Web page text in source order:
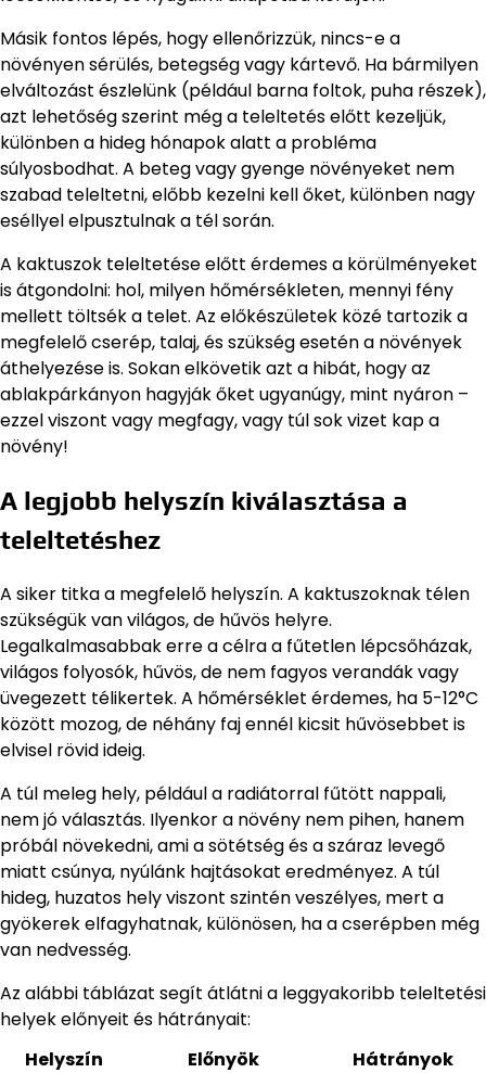
Másik fontos lépés, hogy ellenőrizzük, nincs-e a
növényen sérülés, betegség vagy kártevő. Ha bármilyen
elváltozást észlelünk (például barna foltok, puha részek),
azt lehetőség szerint még a teleltetés előtt kezeljük,
különben a hideg hónapok alatt a probléma
súlyosbodhat. A beteg vagy gyenge növényeket nem
szabad teleltetni, előbb kezelni kell őket, különben nagy
eséllyel elpusztulnak a tél során.
A kaktuszok teleltetése előtt érdemes a körülményeket
is átgondolni: hol, milyen hőmérsékleten, mennyi fény
mellett töltsék a telet. Az előkészületek közé tartozik a
megfelelő cserép, talaj, és szükség esetén a növények
áthelyezése is. Sokan elkövetik azt a hibát, hogy az
ablakpárkányon hagyják őket ugyanúgy, mint nyáron –
ezzel viszont vagy megfagy, vagy túl sok vizet kap a
növény!
A legjobb helyszín kiválasztása a
teleltetéshez
A siker titka a megfelelő helyszín. A kaktuszoknak télen
szükségük van világos, de hűvös helyre.
Legalkalmasabbak erre a célra a fűtetlen lépcsőházak,
világos folyosók, hűvös, de nem fagyos verandák vagy
üvegezett télikertek. A hőmérséklet érdemes, ha 5-12°C
között mozog, de néhány faj ennél kicsit hűvösebbet is
elvisel rövid ideig.
A túl meleg hely, például a radiátorral fűtött nappali,
nem jó választás. Ilyenkor a növény nem pihen, hanem
próbál növekedni, ami a sötétség és a száraz levegő
miatt csúnya, nyúlánk hajtásokat eredményez. A túl
hideg, huzatos hely viszont szintén veszélyes, mert a
gyökerek elfagyhatnak, különösen, ha a cserépben még
van nedvesség.
Az alábbi táblázat segít átlátni a leggyakoribb teleltetési
helyek előnyeit és hátrányait:
Helyszín
Előnyök
Hátrányok